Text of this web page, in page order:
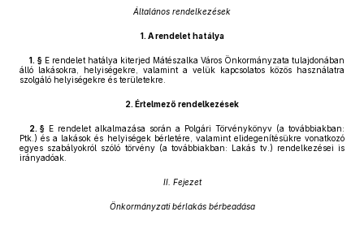
Általános rendelkezések
1. A rendelet hatálya
1. § E rendelet hatálya kiterjed Mátészalka Város Önkormányzata tulajdonában
álló lakásokra, helyiségekre, valamint a velük kapcsolatos közös használatra
szolgáló helyiségekre és területekre.
2. Értelmező rendelkezések
2. § E rendelet alkalmazása során a Polgári Törvénykönyv (a továbbiakban:
Ptk.) és a lakások és helyiségek bérletére, valamint elidegenítésükre vonatkozó
egyes szabályokról szóló törvény (a továbbiakban: Lakás tv.) rendelkezései is
irányadóak.
II. Fejezet
Önkormányzati bérlakás bérbeadása